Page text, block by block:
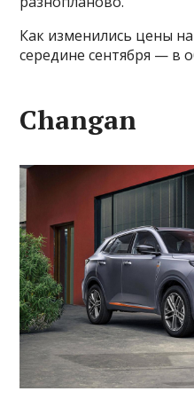
Как изменились цены
середине сентября — в
Changan